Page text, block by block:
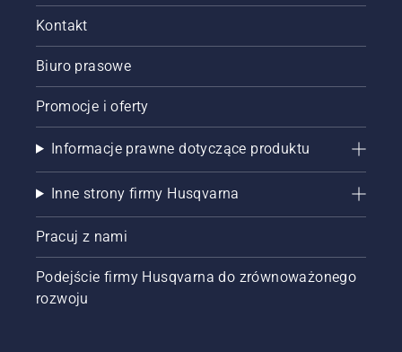
Kontakt
Biuro prasowe
Promocje i oferty
Informacje prawne dotyczące produktu
Inne strony firmy Husqvarna
Pracuj z nami
Podejście firmy Husqvarna do zrównoważonego
rozwoju